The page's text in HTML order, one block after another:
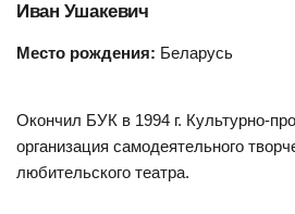
Иван Ушакевич
Место рождения: Беларусь
Окончил БУК в 1994 г. Культурно-
организация самодеятельного
любительского театра.